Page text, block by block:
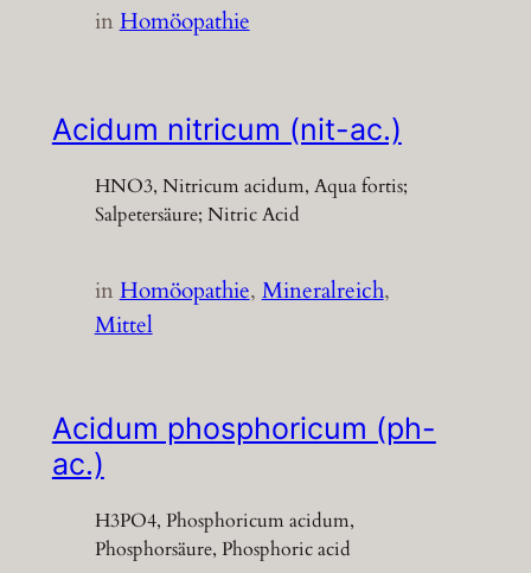
inHomöopathie
Acidum nitricum (nit-ac.)
HNO3, Nitricum acidum, Aqua fortis;
Salpetersäure; Nitric Acid
inHomöopathie, Mineralreich
Mittel
Acidum phosphoricum (ph-
ac.)
H3PO4, Phosphoricum acidum,
Phosphorsäure, Phosphoric acid